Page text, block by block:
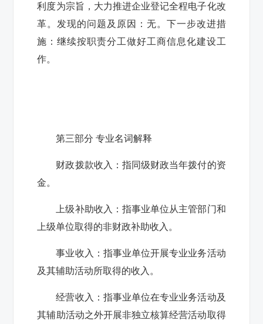
利度为宗旨，大力推进企业登记全程电子化改
革。 发现的问题及原因：无。下一步改进措
施：继续按职责分工做好工商信息化建设工
作。
第三部分 专业名词解释
财政拨款收入：指同级财政当年拨付的资
金。
上级补助收入：指事业单位从主管部门和
上级单位取得的非财政补助收入。
事业收入：指事业单位开展专业业务活动
及其辅助活动所取得的收入。
经营收入：指事业单位在专业业务活动及
其辅助活动之外开展非独立核算经营活动取得